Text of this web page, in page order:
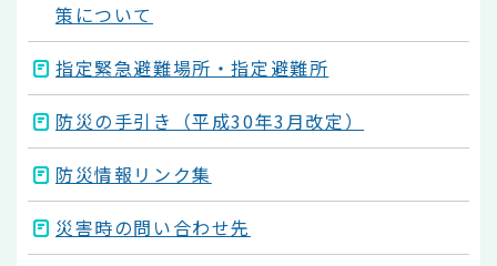
策について
指定緊急避難場所・指定避難所
防災の手引き（平成30年3月改定）
防災情報リンク集
災害時の問い合わせ先